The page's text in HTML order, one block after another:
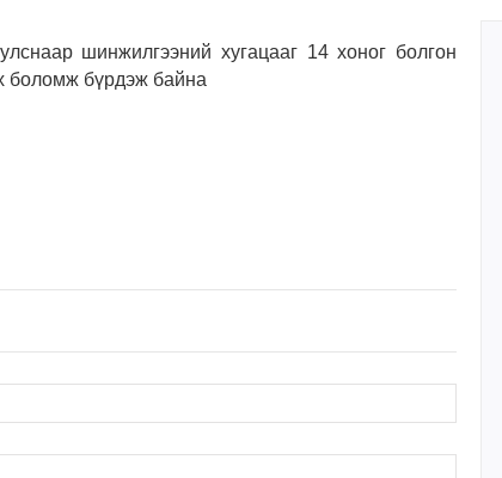
шинжилгээний хугацааг 14 хоног болгон
боломж бүрдэж байна